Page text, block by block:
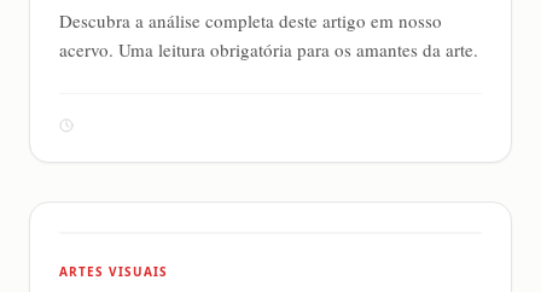
Descubra a análise completa deste artigo em nosso
acervo. Uma leitura obrigatória para os amantes da arte.
ARTES VISUAIS